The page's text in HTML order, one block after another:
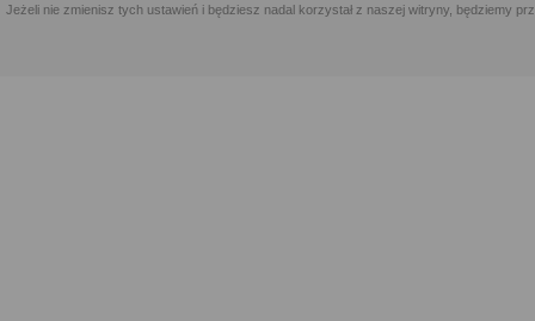
Jeżeli nie zmienisz tych ustawień i będziesz nadal korzystał z naszej witryny, będziemy